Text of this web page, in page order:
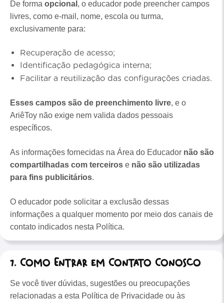
De forma opcional , o educador pode preencher campos
livres, como e-mail, nome, escola ou turma,
exclusivamente para:
Recuperação de acesso;
Identificação pedagógica interna;
Facilitar a reutilização das configurações criadas.
Esses campos são de preenchimento livre, e o
AriêToy não exige nem valida dados pessoais
específicos.
As informações fornecidas na Área do Educador não são
compartilhadas com terceiros e não são utilizadas
para fins publicitários.
O educador pode solicitar a exclusão dessas
informações a qualquer momento por meio dos canais de
contato indicados nesta Política.
7. Como Entrar em Contato Conosco
Se você tiver dúvidas, sugestões ou preocupações
relacionadas a esta Política de Privacidade ou às